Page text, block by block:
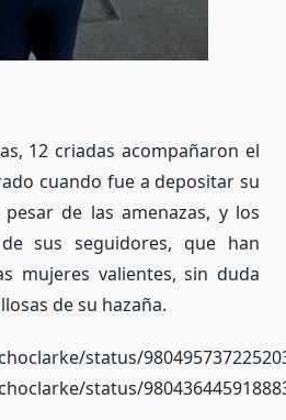
12 criadas acompañaron el
cuando fue a depositar su
de las amenazas, y los
sus seguidores, que han
mujeres valientes, sin duda
de su hazaña.
status/
status/